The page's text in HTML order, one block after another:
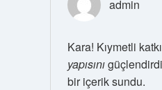
admin
Kara! Kıymetli
yapısını
bir içerik sundu.